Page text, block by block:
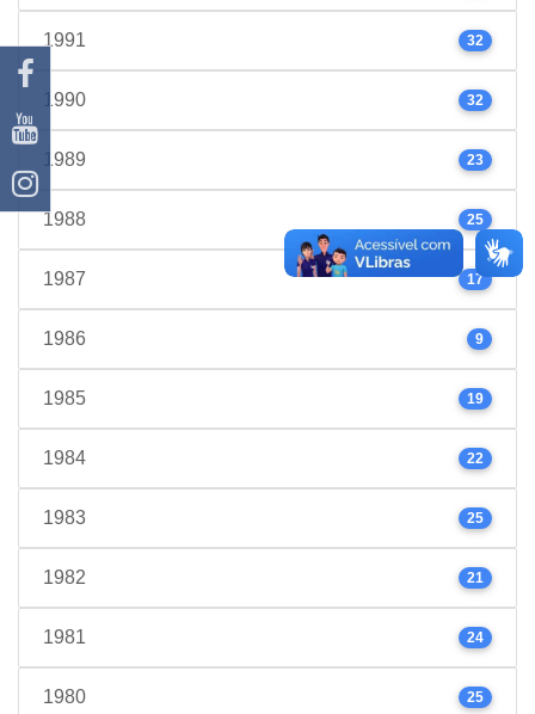
1991 32
1990 32
1989 23
1988 25
1987 17
1986 9
1985 19
1984 22
1983 25
1982 21
1981 24
1980 25